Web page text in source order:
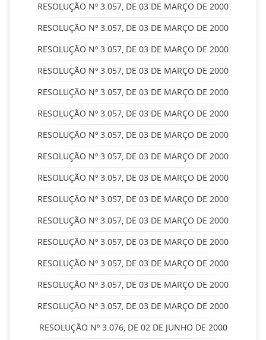
RESOLUÇÃO Nº 3.057, DE 03 DE MARÇO DE 2000
RESOLUÇÃO Nº 3.057, DE 03 DE MARÇO DE 2000
RESOLUÇÃO Nº 3.057, DE 03 DE MARÇO DE 2000
RESOLUÇÃO Nº 3.057, DE 03 DE MARÇO DE 2000
RESOLUÇÃO Nº 3.057, DE 03 DE MARÇO DE 2000
RESOLUÇÃO Nº 3.057, DE 03 DE MARÇO DE 2000
RESOLUÇÃO Nº 3.057, DE 03 DE MARÇO DE 2000
RESOLUÇÃO Nº 3.057, DE 03 DE MARÇO DE 2000
RESOLUÇÃO Nº 3.057, DE 03 DE MARÇO DE 2000
RESOLUÇÃO Nº 3.057, DE 03 DE MARÇO DE 2000
RESOLUÇÃO Nº 3.057, DE 03 DE MARÇO DE 2000
RESOLUÇÃO Nº 3.057, DE 03 DE MARÇO DE 2000
RESOLUÇÃO Nº 3.057, DE 03 DE MARÇO DE 2000
RESOLUÇÃO Nº 3.057, DE 03 DE MARÇO DE 2000
RESOLUÇÃO Nº 3.057, DE 03 DE MARÇO DE 2000
RESOLUÇÃO Nº 3.076, DE 02 DE JUNHO DE 2000